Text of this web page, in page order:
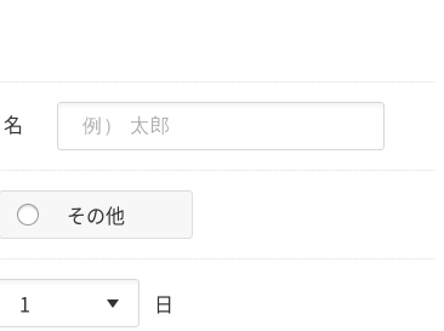
名
その他
日